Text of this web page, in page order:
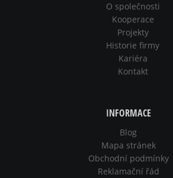
O společnosti
Kooperace
Projekty
Historie firmy
Kariéra
Kontakt
INFORMACE
Blog
Mapa stránek
Obchodní podmínky
Reklamační řád